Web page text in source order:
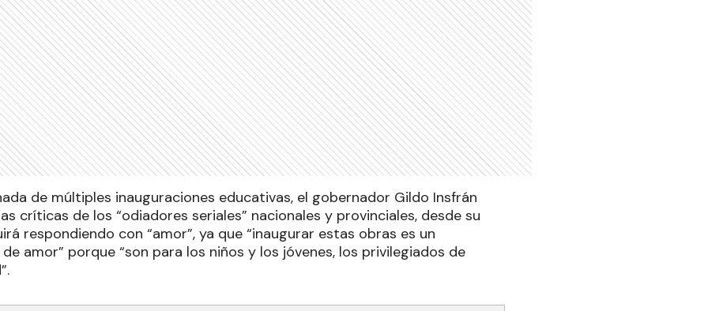
de múltiples inauguraciones educativas, el gobernador Gildo Insfrán
críticas de los “odiadores seriales” nacionales y provinciales, desde su
respondiendo con “amor”, ya que “inaugurar estas obras es un
amor” porque “son para los niños y los jóvenes, los privilegiados de